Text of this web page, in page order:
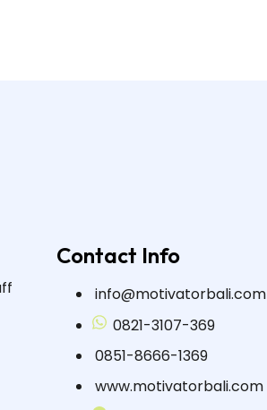
Contact Info
info@motivatorbali.com
0821-3107-369
0851-8666-1369
www.motivatorbali.com